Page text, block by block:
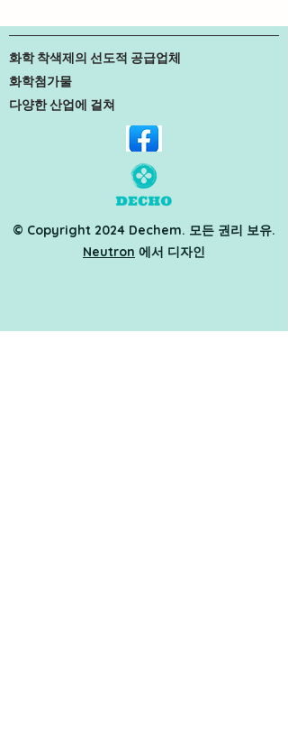
화학 착색제의 선도적 공급업체
화학첨가물
다양한 산업에 걸쳐
© Copyright 2024 Dechem. 모든 권리 보유.
Neutron 에서 디자인